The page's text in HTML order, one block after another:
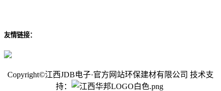
友情链接：
Copyright©江西JDB电子·官方网站环保建材有限公司 技术支
持：